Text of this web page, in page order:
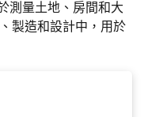
測量土地、房間和大
製造和設計中，用於